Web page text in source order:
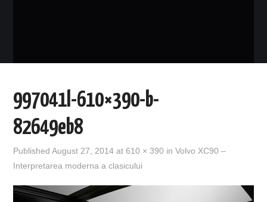
997041l-610×390-b-
82649eb8
PublishedAugust 27, 2014 at610 × 390 inVolvo XC90 –
Interpretarea moderna a clasicului